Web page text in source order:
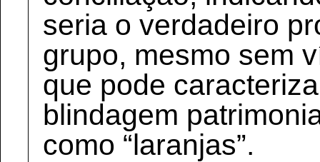
seria o verdadeiro
grupo, mesmo sem
que pode
blindagem
como “laranjas”.